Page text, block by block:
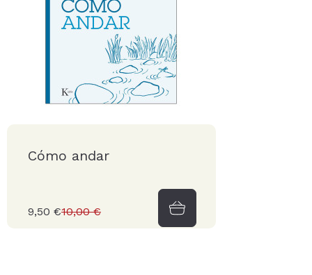
Cómo andar
9,50 €10,00 €